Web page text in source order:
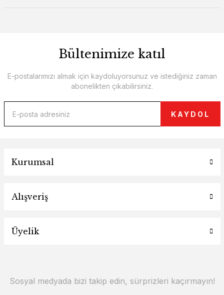
Bültenimize katıl
E-postalarımızı almak için kaydoluyorsunuz ve istediğiniz zaman
abonelikten çıkabilirsiniz.
KAYDOL
Kurumsal
Alışveriş
Üyelik
Sosyal medyada bizi takip edin, sürprizleri kaçırmayın!